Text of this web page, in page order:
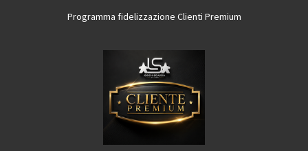
Programma fidelizzazione Clienti Premium